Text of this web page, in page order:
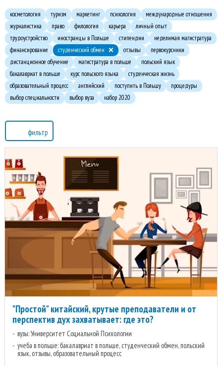
косметология туризм маркетинг психология
международные отношения
журналистика
право филология карьера
личный опыт
трудоустройство
иностранцы в Польше стипендии
неделимая магистратура
финансирование
студенческий обмен отзывы
первокурсники
дистанционное обучение
магистратура в польше
польский язык
бакалавриат в польше
курс польского языка
студенческая жизнь
образовательный процесс
английский поступить в Польшу
процедуры
выбор специальности
выбор вуза набор 2020
фильтр
"Простой" китайский, крутые преподаватели и от
перспектив дух захватывает: где это?
вузы: Университет Социальной Психологии
учеба в польше: бакалавриат в польше, студенческий обмен, польский
язык, отзывы, образовательный процесс